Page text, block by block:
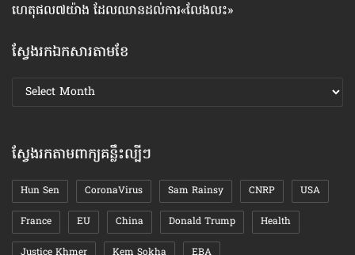
ហេតុផល៧យ៉ាង ដែល​ឈាន​ដល់​ការ«លែងលះ»
ស្វែងរកឯកសារតាមខែ
ស្វែងរក
ឯកសារ
ស្វែងរកតាមពាក្យគន្លឹះល្បីៗ
Hun Sen CoronaVirus Sam Rainsy CNRP USA
France EU China Donald Trump Health